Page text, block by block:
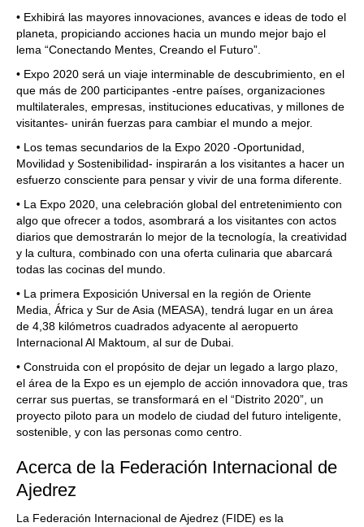
• Exhibirá las mayores innovaciones, avances e ideas de todo el
planeta, propiciando acciones hacia un mundo mejor bajo el
lema “Conectando Mentes, Creando el Futuro”.
• Expo 2020 será un viaje interminable de descubrimiento, en el
que más de 200 participantes -entre países, organizaciones
multilaterales, empresas, instituciones educativas, y millones de
visitantes- unirán fuerzas para cambiar el mundo a mejor.
• Los temas secundarios de la Expo 2020 -Oportunidad,
Movilidad y Sostenibilidad- inspirarán a los visitantes a hacer un
esfuerzo consciente para pensar y vivir de una forma diferente.
• La Expo 2020, una celebración global del entretenimiento con
algo que ofrecer a todos, asombrará a los visitantes con actos
diarios que demostrarán lo mejor de la tecnología, la creatividad
y la cultura, combinado con una oferta culinaria que abarcará
todas las cocinas del mundo.
• La primera Exposición Universal en la región de Oriente
Media, África y Sur de Asia (MEASA), tendrá lugar en un área
de 4,38 kilómetros cuadrados adyacente al aeropuerto
Internacional Al Maktoum, al sur de Dubai.
• Construida con el propósito de dejar un legado a largo plazo,
el área de la Expo es un ejemplo de acción innovadora que, tras
cerrar sus puertas, se transformará en el “Distrito 2020”, un
proyecto piloto para un modelo de ciudad del futuro inteligente,
sostenible, y con las personas como centro.
Acerca de la Federación Internacional de
Ajedrez
La Federación Internacional de Ajedrez (FIDE) es la